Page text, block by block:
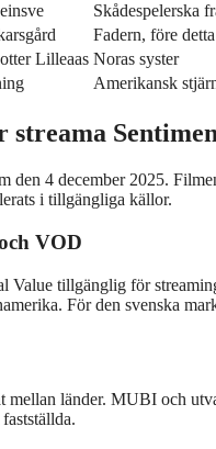
Skådespelerska
Fadern, före
Lilleaas Noras syster
Amerikansk
streama
den 4 december 2025.
i tillgängliga källor.
VOD
Value tillgänglig för
För den svenska
mellan länder. MUBI och